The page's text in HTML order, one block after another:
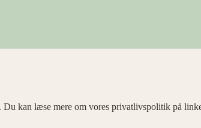
kan læse mere om vores privatlivspolitik på